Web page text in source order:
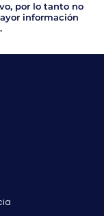
por lo tanto no
información